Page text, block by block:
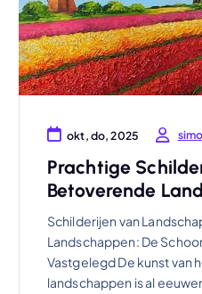
okt, do, 2025
Prachtige
Betoverende
Schilderijen van
Landschappen: De
Vastgelegd De kunst van
landschappen is al